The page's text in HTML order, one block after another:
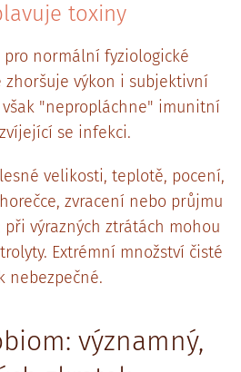
toxiny
normální fyziologické
výkon i subjektivní
"nepropláchne" imunitní
se infekci.
velikosti, teplotě, pocení,
zvracení nebo průjmu
výrazných ztrátách mohou
Extrémní množství čisté
nebezpečné.
významný,